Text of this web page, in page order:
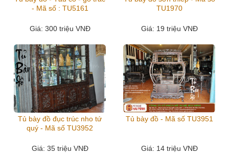
- Mã số : TU5161
Giá: 300 triệu VNĐ
TU1970
Giá: 19 triệu VNĐ
Tủ bày đồ đục trúc nho tứ
quý - Mã số TU3952
Giá: 35 triệu VNĐ
Tủ bày đồ - Mã số TU3951
Giá: 14 triệu VNĐ